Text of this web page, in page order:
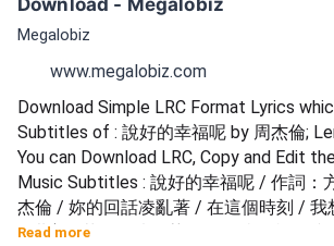
Download - Megalobiz
Megalobiz
www.megalobiz.com
Download Simple LRC Format Lyrics
Subtitles of : 說好的幸福呢 by 周杰倫;
You can Download LRC, Copy and Edit
Music Subtitles : 說好的幸福呢 / 作詞：
杰倫 / 妳的回話凌亂著 / 在這個時刻 / 我
/ 甜蜜散落了 / 情緒莫名的拉扯 / 我還愛
Read more